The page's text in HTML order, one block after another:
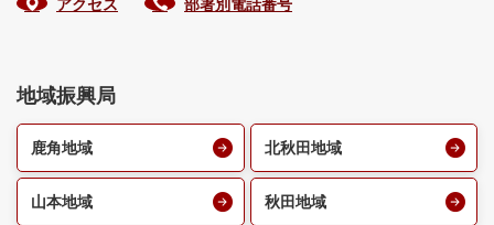
アクセス 部署別電話番号
地域振興局
鹿角地域 北秋田地域
山本地域 秋田地域